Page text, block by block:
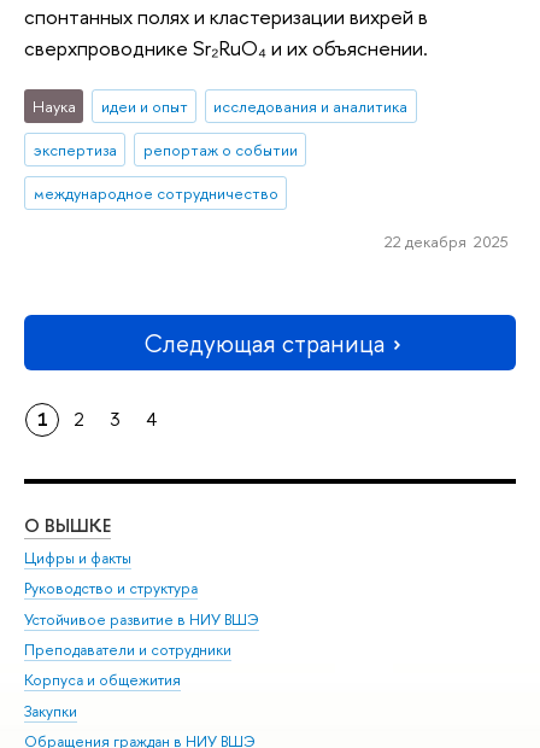
спонтанных полях и кластеризации вихрей в
сверхпроводнике Sr₂RuO₄ и их объяснении.
Наука идеи и опыт
исследования и аналитика
экспертиза
репортаж о событии
международное сотрудничество
22 декабря 2025
Следующая страница
1 2 3 4
О ВЫШКЕ
Цифры и факты
Руководство и структура
Устойчивое развитие в НИУ ВШЭ
Преподаватели и сотрудники
Корпуса и общежития
Закупки
Обращения граждан в НИУ ВШЭ